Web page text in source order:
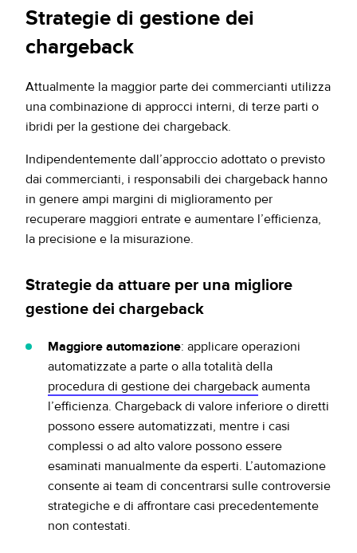
Strategie di gestione dei
chargeback
Attualmente la maggior parte dei commercianti utilizza
una combinazione di approcci interni, di terze parti o
ibridi per la gestione dei chargeback.
Indipendentemente dall’approccio adottato o previsto
dai commercianti, i responsabili dei chargeback hanno
in genere ampi margini di miglioramento per
recuperare maggiori entrate e aumentare l’efficienza,
la precisione e la misurazione.
Strategie da attuare per una migliore
gestione dei chargeback
Maggiore automazione: applicare operazioni
automatizzate a parte o alla totalità della
procedura di gestione dei chargeback aumenta
l’efficienza. Chargeback di valore inferiore o diretti
possono essere automatizzati, mentre i casi
complessi o ad alto valore possono essere
esaminati manualmente da esperti. L’automazione
consente ai team di concentrarsi sulle controversie
strategiche e di affrontare casi precedentemente
non contestati.